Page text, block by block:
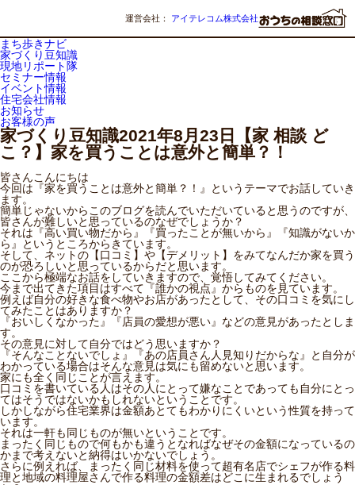
運営会社： アイテレコム株式会社
まち歩きナビ
家づくり豆知識
現地リポート隊
セミナー情報
イベント情報
住宅会社情報
お知らせ
お客様の声
家づくり豆知識2021年8月23日
【家 相談 ど
こ？】家を買うことは意外と簡単？！
皆さんこんにちは
今回は『家を買うことは意外と簡単？！』というテーマでお話していき
ます。
簡単じゃないからこのブログを読んでいただいていると思うのですが、
皆さんが難しいと思っているのなぜでしょうか？
それは『高い買い物だから』『買ったことが無いから』『知識がないか
ら』というところからきています。
そして、ネットの【口コミ】や【デメリット】をみてなんだか家を買う
のが恐ろしいと思っているからだと思います。
ここから極端なお話をしていきますので、覚悟してみてください。
今まで出てきた項目はすべて『誰かの視点』からものを見ています。
例えば自分の好きな食べ物やお店があったとして、その口コミを気にし
てみたことはありますか？
『おいしくなかった』『店員の愛想が悪い』などの意見があったとしま
す。
その意見に対して自分ではどう思いますか？
『そんなことないでしょ』『あの店員さん人見知りだからな』と自分が
わかっている場合はそんな意見は気にも留めないと思います。
家にも全く同じことが言えます。
口コミを書いている人はその人にとって嫌なことであっても自分にとっ
てはそうではないかもしれないということです。
しかしながら住宅業界は金額あとてもわかりにくいという性質を持って
います。
それは一軒も同じものが無いということです。
まったく同じもので何もかも違うとなればなぜその金額になっているの
かまで考えないと納得はいかないでしょう。
さらに例えれば、まったく同じ材料を使って超有名店でシェフが作る料
理と地域の料理屋さんで作る料理の金額差はどこに生まれるでしょう